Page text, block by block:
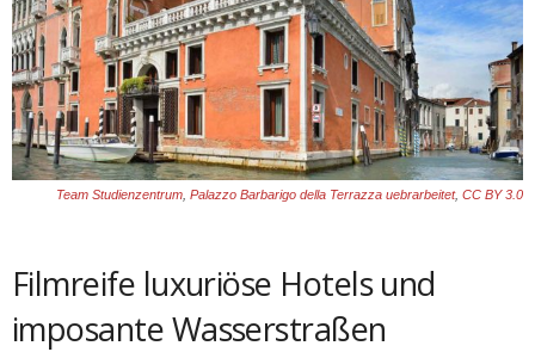
Team Studienzentrum Palazzo Barbarigo della Terrazza uebrarbeitet, CC BY 3.0
Filmreife luxuriöse Hotels und
imposante Wasserstraßen